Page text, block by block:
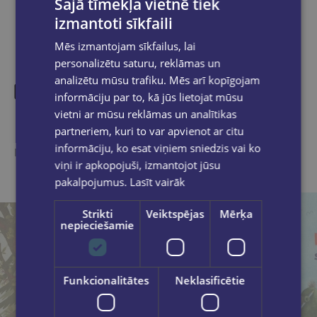
Līdzīgas preces
Ieskaties, varbūt noder
Šajā tīmekļa vietnē tiek
izmantoti sīkfaili
Mēs izmantojam sīkfailus, lai
personalizētu saturu, reklāmas un
analizētu mūsu trafiku. Mēs arī kopīgojam
informāciju par to, kā jūs lietojat mūsu
vietni ar mūsu reklāmas un analītikas
partneriem, kuri to var apvienot ar citu
informāciju, ko esat viņiem sniedzis vai ko
viņi ir apkopojuši, izmantojot jūsu
pakalpojumus. Lasīt vairāk
Strikti
nepieciešamie
Veiktspējas Mērķa
Funkcionalitātes Neklasificētie